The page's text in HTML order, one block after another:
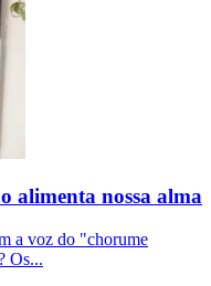
alimenta nossa alma
a voz do "chorume
Os...